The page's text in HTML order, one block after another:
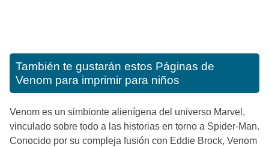
También te gustarán estos Páginas de
Venom para imprimir para niños
Venom es un simbionte alienígena del universo Marvel,
vinculado sobre todo a las historias en torno a Spider-Man.
Conocido por su compleja fusión con Eddie Brock, Venom